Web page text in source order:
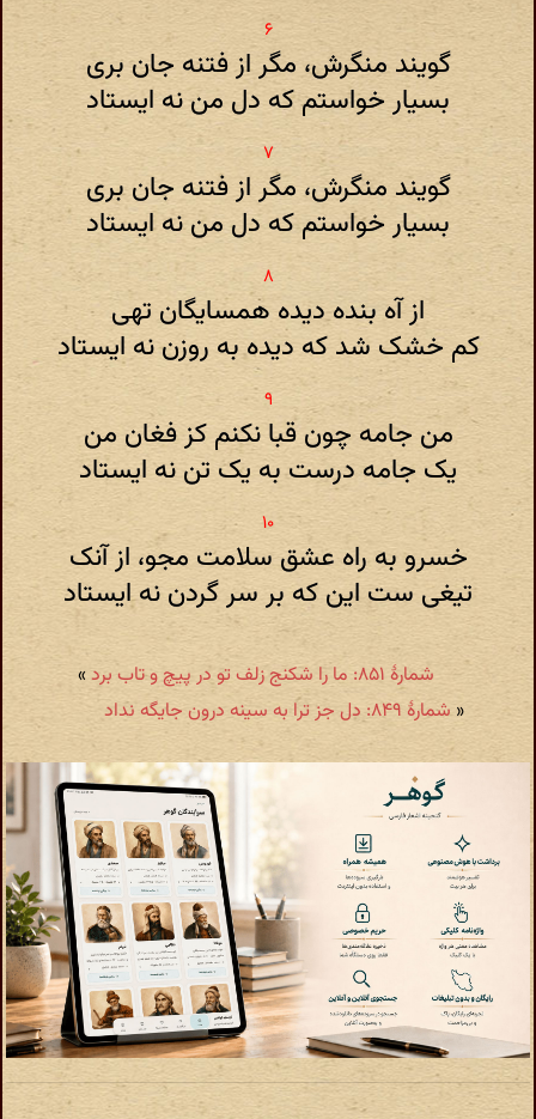
گویند منگرش، مگر از فتنه جان بری
بسیار خواستم که دل من نه ایستاد
گویند منگرش، مگر از فتنه جان بری
بسیار خواستم که دل من نه ایستاد
از آه بنده دیده همسایگان تهی
کم خشک شد که دیده به روزن نه ایستاد
من جامه چون قبا نکنم کز فغان من
یک جامه درست به یک تن نه ایستاد
خسرو به راه عشق سلامت مجو، از آنک
تیغی ست این که بر سر گردن نه ایستاد
شمارهٔ ۸۵۱: ما را شکنج زلف تو در پیچ و تاب برد
»
« شمارهٔ ۸۴۹: دل جز ترا به سینه درون جایگه نداد